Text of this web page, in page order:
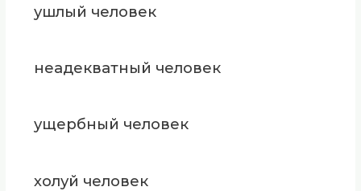
ушлый человек
неадекватный человек
ущербный человек
холуй человек